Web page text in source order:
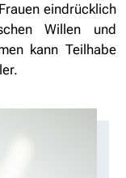
eindrücklich
Willen und
kann Teilhabe